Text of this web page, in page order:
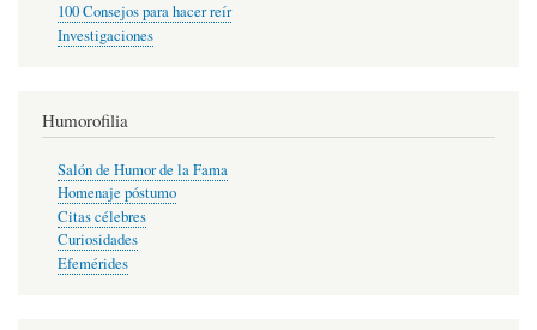
100 Consejos para hacer reír
Investigaciones
Humorofilia
Salón de Humor de la Fama
Homenaje póstumo
Citas célebres
Curiosidades
Efemérides